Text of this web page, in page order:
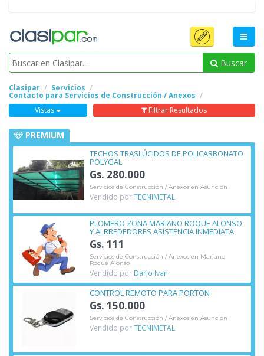
Buscar
Clasipar Servicios
Contacto para Servicios de Construcción / Anexos
Vistas
Filtrar Resultados
PREMIUM
TECHOS TRASLÚCIDOS DE POLICARBONATO
POLYGAL
Gs. 280.000
Servicios de Construcción / Anexos en Asunción
Vendido porTECNIMETAL
PLOMERO ZONA MARIANO ROQUE ALONSO
Y ALRREDEDORES ASISTENCIA INMEDIATA
Gs. 111
Servicios de Construcción / Anexos en Mariano
Roque Alonso
Vendido por Dario Ivan
CONTROL REMOTO PARA PORTON
Gs. 150.000
Servicios de Construcción / Anexos en Asunción
Vendido porTECNIMETAL